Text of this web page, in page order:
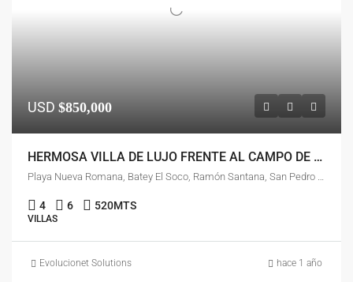
USD $850,000
HERMOSA VILLA DE LUJO FRENTE AL CAMPO DE GOLF EN PLAYA NUEVA ROMANA
Playa Nueva Romana, Batey El Soco, Ramón Santana, San Pedro de Macorís, República Dominicana
4 6 520MTS
VILLAS
Evolucionet Solutions hace 1 año